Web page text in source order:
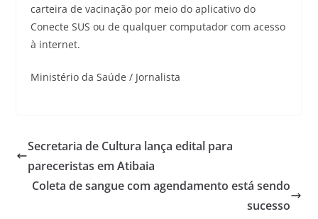
carteira de vacinação por meio do aplicativo do
Conecte SUS ou de qualquer computador com acesso
à internet.
Ministério da Saúde / Jornalista
Secretaria de Cultura lança edital para
pareceristas em Atibaia
Coleta de sangue com agendamento está sendo
sucesso